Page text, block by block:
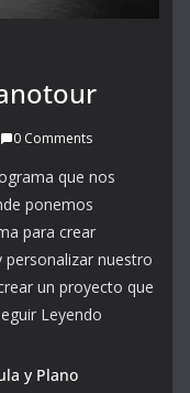
0 Comments
que nos
ponemos
para crear
nuestro
un proyecto que
Leyendo
y Plano